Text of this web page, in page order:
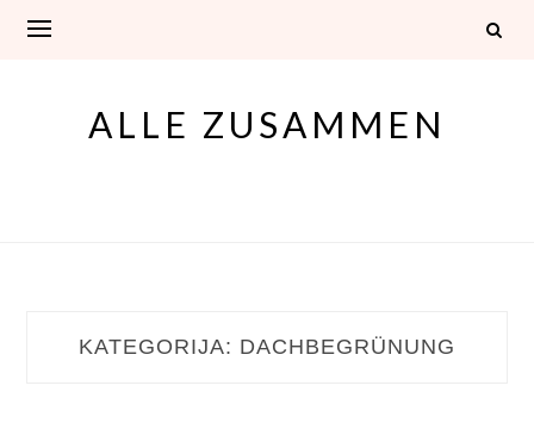
ALLE ZUSAMMEN
KATEGORIJA: DACHBEGRÜNUNG